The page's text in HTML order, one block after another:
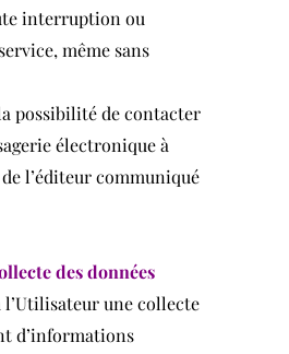
interruption ou
même sans
possibilité de contacter
électronique à
de l’éditeur communiqué
des données
l’Utilisateur une collecte
d’informations